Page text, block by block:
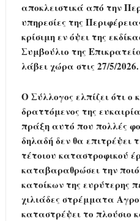
αποκλειστικά από την
υπηρεσίες της
κρίσιμη εν όψει της
Συμβούλιο της
λάβει χώρα στις 27/5/2026.
Ο Σύλλογος ελπίζει ότι ο
δραττόμενος της
πράξη αυτό που πολλές
δηλαδή δεν θα επιτρέψει
τέτοιου καταστροφικού
καταβαραθρώσει την
κατοίκων της ευρύτερης
χιλιάδες στρέμματα
καταστρέψει το πλούσιο